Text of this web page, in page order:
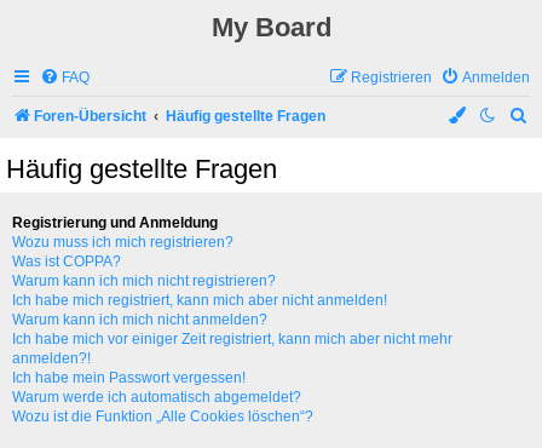
My Board
FAQ Anmelden
Registrieren
Foren-Übersicht Häufig gestellte Fragen
Häufig gestellte Fragen
Registrierung und Anmeldung
Wozu muss ich mich registrieren?
Was ist COPPA?
Warum kann ich mich nicht registrieren?
Ich habe mich registriert, kann mich aber nicht anmelden!
Warum kann ich mich nicht anmelden?
Ich habe mich vor einiger Zeit registriert, kann mich aber nicht mehr
anmelden?!
Ich habe mein Passwort vergessen!
Warum werde ich automatisch abgemeldet?
Wozu ist die Funktion „Alle Cookies löschen“?